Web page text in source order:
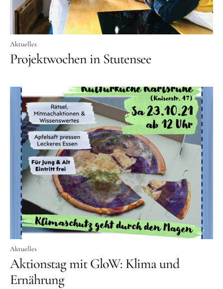
Aktuelles
Projektwochen in Stutensee
Aktuelles
Aktionstag mit GloW: Klima und
Ernährung